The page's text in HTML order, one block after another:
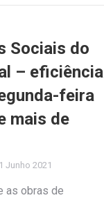
Sociais do
– eficiência
feira
mais de
Junho 2021
as obras de